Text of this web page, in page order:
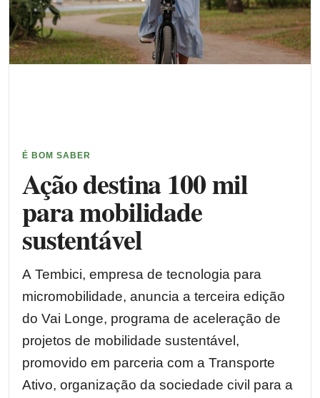
É BOM SABER
Ação destina 100 mil
para mobilidade
sustentável
A Tembici, empresa de tecnologia para
micromobilidade, anuncia a terceira edição
do Vai Longe, programa de aceleração de
projetos de mobilidade sustentável,
promovido em parceria com a Transporte
Ativo, organização da sociedade civil para a